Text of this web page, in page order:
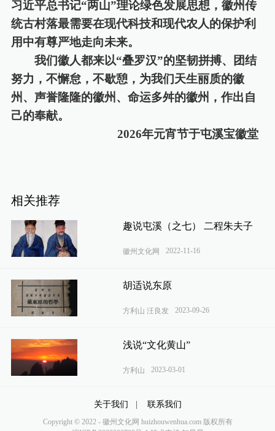
习近平总书记“两山”理论绿色发展思想，徽州传
统古村落最需要在现代科技和现代农人的保护利
用中有尊严地走向未来。
我们徽人都来以“叠罗汉”的坚韧拼搏、团结
努力，不懈怠，不歇憩，为我们天生丽质的徽
州、声誉隆隆的徽州、命运多舛的徽州，作出自
己的奉献。
2026年元宵节于屯溪宝徽堂
相关推荐
趣说屯溪（之七） 二程朱夫子
徽州文化网 2022-11-16
胡适说东原
方利山 汪良发 2023-09-26
浅说“文化黄山”
方利山 2023-03-01
关于我们 联系我们
Copyright © 2022 - 徽州文化网 huizhouwenhua.com 版权所有